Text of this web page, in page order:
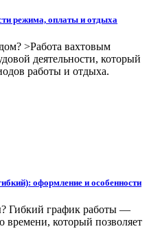
режима, оплаты и отдыха
>Работа вахтовым
деятельности, который
работы и отдыха.
оформление и особенности
Гибкий график работы —
времени, который позволяет